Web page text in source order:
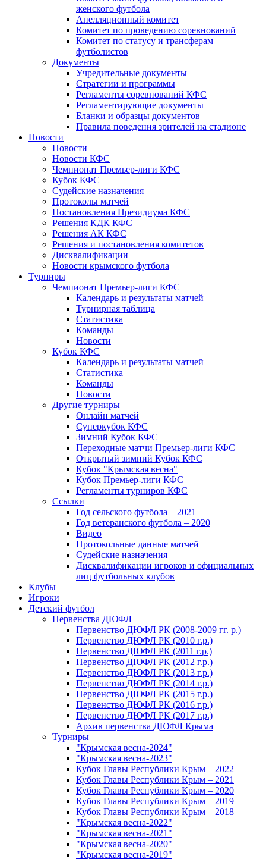
женского футбола
Апелляционный комитет
Комитет по проведению соревнований
Комитет по статусу и трансферам
футболистов
Документы
Учредительные документы
Стратегии и программы
Регламенты соревнований КФС
Регламентирующие документы
Бланки и образцы документов
Правила поведения зрителей на стадионе
Новости
Новости
Новости КФС
Чемпионат Премьер-лиги КФС
Кубок КФС
Судейские назначения
Протоколы матчей
Постановления Президиума КФС
Решения КДК КФС
Решения АК КФС
Решения и постановления комитетов
Дисквалификации
Новости крымского футбола
Турниры
Чемпионат Премьер-лиги КФС
Календарь и результаты матчей
Турнирная таблица
Статистика
Команды
Новости
Кубок КФС
Календарь и результаты матчей
Статистика
Команды
Новости
Другие турниры
Онлайн матчей
Суперкубок КФС
Зимний Кубок КФС
Переходные матчи Премьер-лиги КФС
Открытый зимний Кубок КФС
Кубок "Крымская весна"
Кубок Премьер-лиги КФС
Регламенты турниров КФС
Ссылки
Год сельского футбола – 2021
Год ветеранского футбола – 2020
Видео
Протокольные данные матчей
Судейские назначения
Дисквалификации игроков и официальных
лиц футбольных клубов
Клубы
Игроки
Детский футбол
Первенства ДЮФЛ
Первенство ДЮФЛ РК (2008-2009 гг. р.)
Первенство ДЮФЛ РК (2010 г.р.)
Первенство ДЮФЛ РК (2011 г.р.)
Первенство ДЮФЛ РК (2012 г.р.)
Первенство ДЮФЛ РК (2013 г.р.)
Первенство ДЮФЛ РК (2014 г.р.)
Первенство ДЮФЛ РК (2015 г.р.)
Первенство ДЮФЛ РК (2016 г.р.)
Первенство ДЮФЛ РК (2017 г.р.)
Архив первенства ДЮФЛ Крыма
Турниры
"Крымская весна-2024"
"Крымская весна-2023"
Кубок Главы Республики Крым – 2022
Кубок Главы Республики Крым – 2021
Кубок Главы Республики Крым – 2020
Кубок Главы Республики Крым – 2019
Кубок Главы Республики Крым – 2018
"Крымская весна-2022"
"Крымская весна-2021"
"Крымская весна-2020"
"Крымская весна-2019"